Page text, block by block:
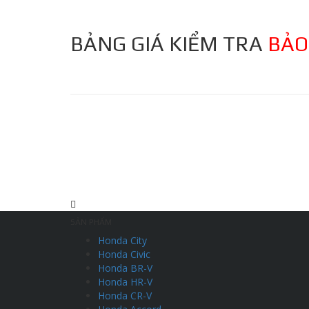
BẢNG GIÁ KIỂM TRA
Honda City
Honda Civic
Honda BR-V
Honda HR-V
Honda CR-V